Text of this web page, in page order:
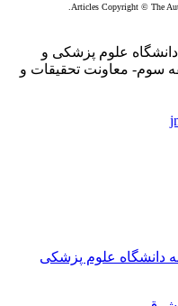
Articles Copyright © The
معلم- ساختمان شماره2 دانشگاه علوم پزشکی و
سوم- معاونت تحقیقات و
علوم پزشکی